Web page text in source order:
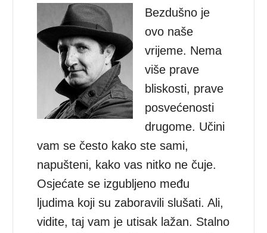
Bezdušno je
ovo naše
vrijeme. Nema
više prave
bliskosti, prave
posvećenosti
drugome. Učini
vam se često kako ste sami,
napušteni, kako vas nitko ne čuje.
Osjećate se izgubljeno među
ljudima koji su zaboravili slušati. Ali,
vidite, taj vam je utisak lažan. Stalno